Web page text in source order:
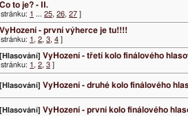
Co to je? - II.
1 ... 25, 26, 27 ]
VyHození - první výherce je tu!!!!
1 , 2, 3, 4 ]
[Hlasování] VyHození - třetí kolo finálového
1 , 2, 3 ]
[Hlasování] VyHození - druhé kolo finálového
[Hlasování] VyHození - první kolo finálového